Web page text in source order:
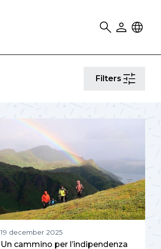
SearchUser Locale
Filters Filters
19 december 2025
Un cammino per l’indipendenza